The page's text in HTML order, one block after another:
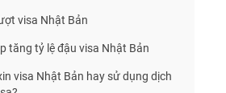
visa Nhật Bản
tăng tỷ lệ đậu visa Nhật Bản
visa Nhật Bản hay sử dụng dịch